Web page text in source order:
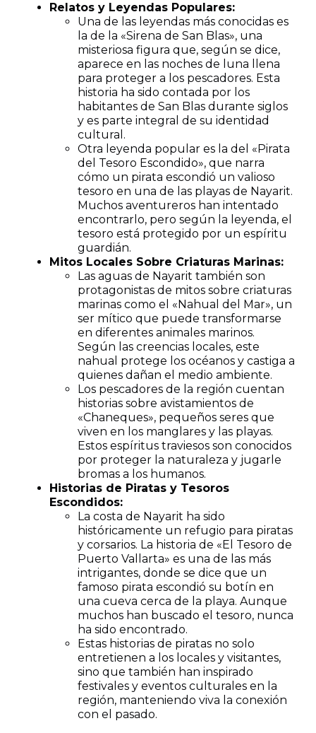
Relatos y Leyendas Populares:
Una de las leyendas más conocidas es
la de la «Sirena de San Blas», una
misteriosa figura que, según se dice,
aparece en las noches de luna llena
para proteger a los pescadores. Esta
historia ha sido contada por los
habitantes de San Blas durante siglos
y es parte integral de su identidad
cultural.
Otra leyenda popular es la del «Pirata
del Tesoro Escondido», que narra
cómo un pirata escondió un valioso
tesoro en una de las playas de Nayarit.
Muchos aventureros han intentado
encontrarlo, pero según la leyenda, el
tesoro está protegido por un espíritu
guardián.
Mitos Locales Sobre Criaturas Marinas:
Las aguas de Nayarit también son
protagonistas de mitos sobre criaturas
marinas como el «Nahual del Mar», un
ser mítico que puede transformarse
en diferentes animales marinos.
Según las creencias locales, este
nahual protege los océanos y castiga a
quienes dañan el medio ambiente.
Los pescadores de la región cuentan
historias sobre avistamientos de
«Chaneques», pequeños seres que
viven en los manglares y las playas.
Estos espíritus traviesos son conocidos
por proteger la naturaleza y jugarle
bromas a los humanos.
Historias de Piratas y Tesoros
Escondidos:
La costa de Nayarit ha sido
históricamente un refugio para piratas
y corsarios. La historia de «El Tesoro de
Puerto Vallarta» es una de las más
intrigantes, donde se dice que un
famoso pirata escondió su botín en
una cueva cerca de la playa. Aunque
muchos han buscado el tesoro, nunca
ha sido encontrado.
Estas historias de piratas no solo
entretienen a los locales y visitantes,
sino que también han inspirado
festivales y eventos culturales en la
región, manteniendo viva la conexión
con el pasado.